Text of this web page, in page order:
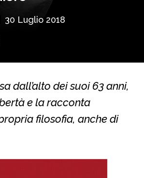
30 Luglio 2018
dall’alto dei suoi 63 anni,
e la racconta
filosofia, anche di